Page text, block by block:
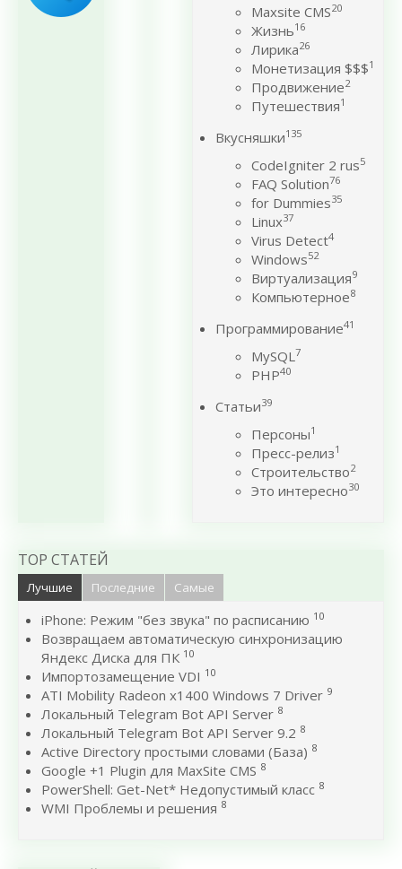
Maxsite CMS20
Жизнь16
Лирика26
Монетизация $$$1
Продвижение2
Путешествия1
Вкусняшки135
CodeIgniter 2 rus5
FAQ Solution76
for Dummies35
Linux37
Virus Detect4
Windows52
Виртуализация9
Компьютерное8
Программирование41
MySQL7
PHP40
Статьи39
Персоны1
Пресс-релиз1
Строительство2
Это интересно30
TOP СТАТЕЙ
Лучшие Последние Самые
iPhone: Режим "без звука" по расписанию 10
Возвращаем автоматическую синхронизацию
Яндекс Диска для ПК 10
Импортозамещение VDI 10
ATI Mobility Radeon x1400 Windows 7 Driver 9
Локальный Telegram Bot API Server 8
Локальный Telegram Bot API Server 9.2 8
Active Directory простыми словами (База) 8
Google +1 Plugin для MaxSite CMS 8
PowerShell: Get-Net* Недопустимый класс 8
WMI Проблемы и решения 8